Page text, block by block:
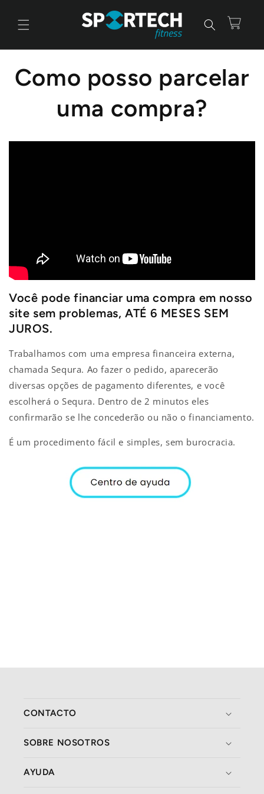
conteúdo
Carrinho
Como posso parcelar
uma compra?
Você pode financiar uma compra em nosso
site sem problemas, ATÉ 6 MESES SEM
JUROS.
Trabalhamos com uma empresa financeira externa,
chamada Sequra. Ao fazer o pedido, aparecerão
diversas opções de pagamento diferentes, e você
escolherá o Sequra. Dentro de 2 minutos eles
confirmarão se lhe concederão ou não o financiamento.
É um procedimento fácil e simples, sem burocracia.
CONTACTO
SOBRE NOSOTROS
AYUDA